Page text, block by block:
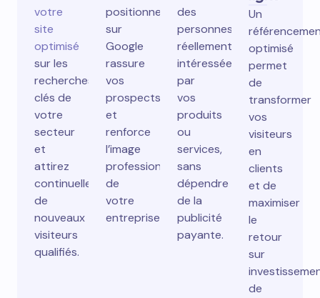
votre
site
optimisé
sur les
recherches
clés de
votre
secteur
et
attirez
continuellement
de
nouveaux
visiteurs
qualifiés.
positionnement
sur
Google
rassure
vos
prospects
et
renforce
l’image
professionnelle
de
votre
entreprise.
des
personnes
réellement
intéressées
par
vos
produits
ou
services,
sans
dépendre
de la
publicité
payante.
Un
optimisé
permet
de
transformer
vos
visiteurs
en
clients
et de
maximiser
le
retour
sur
de